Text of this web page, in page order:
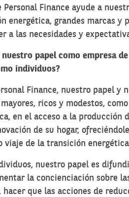
Personal Finance ayude a
energética, grandes marcas y
a las necesidades y
nuestro papel como empresa
individuos?
Finance, nuestro papel y
mayores, ricos y modestos,
en el acceso a la producción
de su hogar,
viaje de la transición
nuestro papel es
la concienciación sobre
hacer que las acciones de